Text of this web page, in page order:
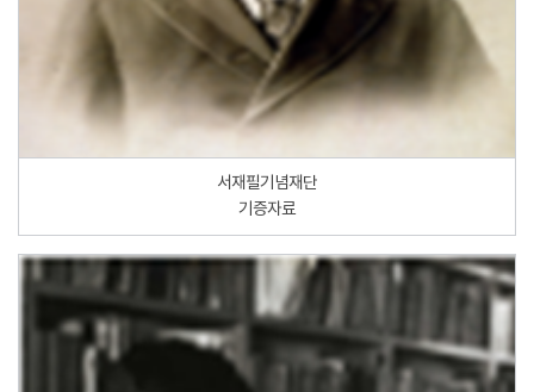
서재필기념재단
기증자료